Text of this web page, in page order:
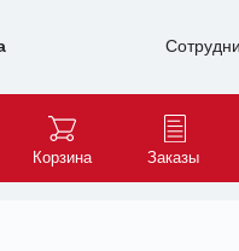
Корзина Заказы